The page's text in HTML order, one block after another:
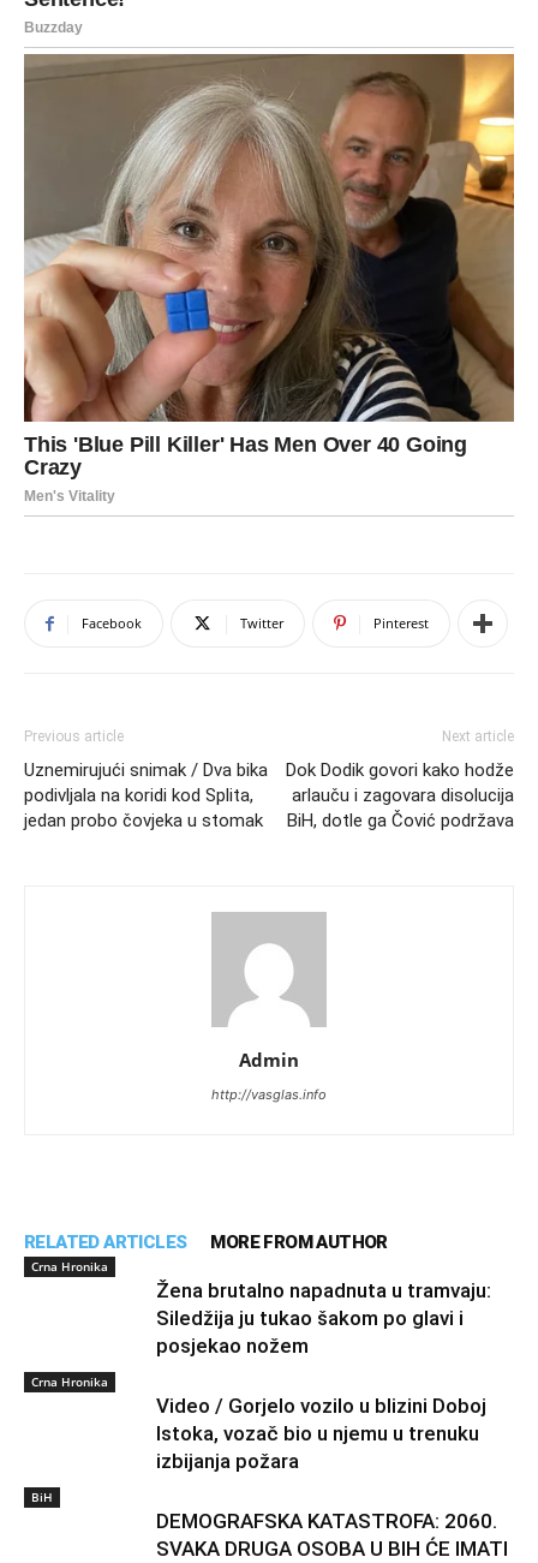
Facebook Twitter Pinterest
Previous article
Uznemirujući snimak / Dva bika
podivljala na koridi kod Splita,
jedan probo čovjeka u stomak
Next article
Dok Dodik govori kako hodže
arlauču i zagovara disolucija
BiH, dotle ga Čović podržava
Admin
http://vasglas.info
RELATED ARTICLES MORE FROM AUTHOR
Crna Hronika
Žena brutalno napadnuta u tramvaju:
Siledžija ju tukao šakom po glavi i
posjekao nožem
Crna Hronika
Video / Gorjelo vozilo u blizini Doboj
Istoka, vozač bio u njemu u trenuku
izbijanja požara
BiH
DEMOGRAFSKA KATASTROFA: 2060.
SVAKA DRUGA OSOBA U BIH ĆE IMATI